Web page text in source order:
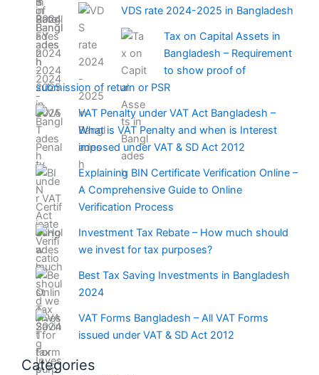
VDS rate 2024-2025 in Bangladesh
Tax on Capital Assets in
Bangladesh – Requirement
to show proof of
submission of return or PSR
VAT Penalty under VAT Act Bangladesh –
What is VAT Penalty and when is Interest
imposed under VAT & SD Act 2012
Explaining BIN Certificate Verification Online –
A Comprehensive Guide to Online
Verification Process
Investment Tax Rebate – How much should
we invest for tax purposes?
Best Tax Saving Investments in Bangladesh
2024
VAT Forms Bangladesh – All VAT Forms
issued under VAT & SD Act 2012
Categories